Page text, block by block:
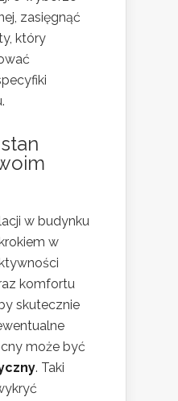
zasięgnąć
który
w budynku
w
komfortu
skutecznie
może być
. Taki